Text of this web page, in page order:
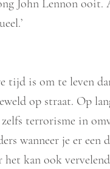
John Lennon
tijd is om te leven
op straat. Op
terrorisme in
wanneer je er een
het kan ook